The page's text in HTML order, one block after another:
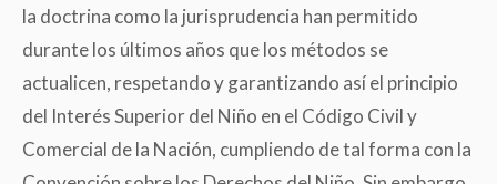
la doctrina como la jurisprudencia han permitido
durante los últimos años que los métodos se
actualicen, respetando y garantizando así el principio
del Interés Superior del Niño en el Código Civil y
Comercial de la Nación, cumpliendo de tal forma con la